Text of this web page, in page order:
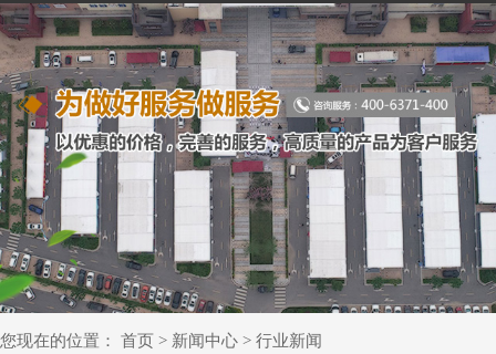
您现在的位置： 首页 > 新闻中心 > 行业新闻